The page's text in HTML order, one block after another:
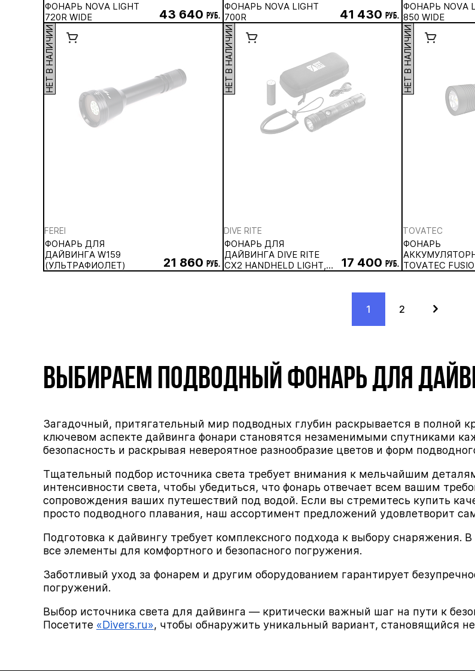
ФОНАРЬ NOVA LIGHT
720R WIDE
43 640 руб.
ФОНАРЬ NOVA LIGHT
700R
41 430 руб.
ФОНАРЬ NOVA
850 WIDE
НЕТ В НАЛИЧИИ
FEREI
ФОНАРЬ ДЛЯ
ДАЙВИНГА W159
(УЛЬТРАФИОЛЕТ)
21 860 руб.
НЕТ В НАЛИЧИИ
DIVE RITE
ФОНАРЬ ДЛЯ
ДАЙВИНГА DIVE RITE
CX2 HANDHELD LIGHT,
17 400 руб.
НЕТ В НАЛИЧИИ
TOVATEC
ФОНАРЬ
TOVATEC
1 2
ВЫБИРАЕМ ПОДВОДНЫЙ ФОНАРЬ ДЛЯ
Загадочный, притягательный мир подводных глубин раскрывается в полной
ключевом аспекте дайвинга фонари становятся незаменимыми спутниками
безопасность и раскрывая невероятное разнообразие цветов и форм
Тщательный подбор источника света требует внимания к мельчайшим
интенсивности света, чтобы убедиться, что фонарь отвечает всем вашим
сопровождения ваших путешествий под водой. Если вы стремитесь купить
просто подводного плавания, наш ассортимент предложений удовлетворит
Подготовка к дайвингу требует комплексного подхода к выбору снаряжения. В
все элементы для комфортного и безопасного погружения.
Заботливый уход за фонарем и другим оборудованием гарантирует
погружений.
Выбор источника света для дайвинга — критически важный шаг на пути к
Посетите «Divers.ru», чтобы обнаружить уникальный вариант, становящийся